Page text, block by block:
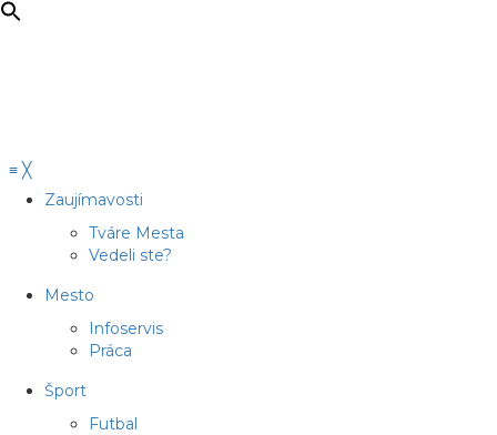
≡ ╳
Zaujímavosti
Tváre Mesta
Vedeli ste?
Mesto
Infoservis
Práca
Šport
Futbal